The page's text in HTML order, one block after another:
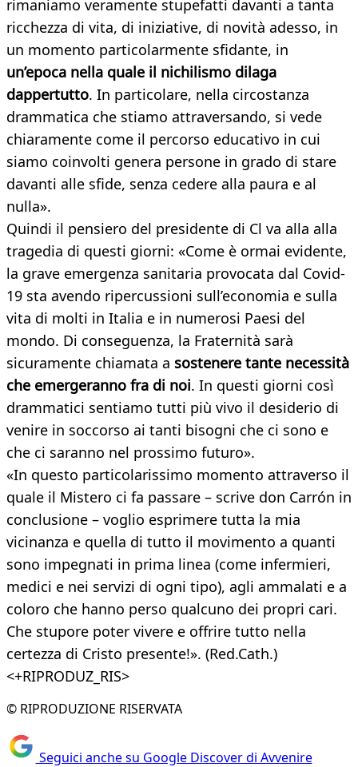
rimaniamo veramente stupefatti davanti a tanta
ricchezza di vita, di iniziative, di novità adesso, in
un momento particolarmente sfidante, in
un’epoca nella quale il nichilismo dilaga
dappertutto. In particolare, nella circostanza
drammatica che stiamo attraversando, si vede
chiaramente come il percorso educativo in cui
siamo coinvolti genera persone in grado di stare
davanti alle sfide, senza cedere alla paura e al
nulla».
Quindi il pensiero del presidente di Cl va alla alla
tragedia di questi giorni: «Come è ormai evidente,
la grave emergenza sanitaria provocata dal Covid-
19 sta avendo ripercussioni sull’economia e sulla
vita di molti in Italia e in numerosi Paesi del
mondo. Di conseguenza, la Fraternità sarà
sicuramente chiamata a sostenere tante necessità
che emergeranno fra di noi. In questi giorni così
drammatici sentiamo tutti più vivo il desiderio di
venire in soccorso ai tanti bisogni che ci sono e
che ci saranno nel prossimo futuro».
«In questo particolarissimo momento attraverso il
quale il Mistero ci fa passare – scrive don Carrón in
conclusione – voglio esprimere tutta la mia
vicinanza e quella di tutto il movimento a quanti
sono impegnati in prima linea (come infermieri,
medici e nei servizi di ogni tipo), agli ammalati e a
coloro che hanno perso qualcuno dei propri cari.
Che stupore poter vivere e offrire tutto nella
certezza di Cristo presente!». (Red.Cath.)
<+RIPRODUZ_RIS>
© RIPRODUZIONE RISERVATA
Seguici anche su Google Discover di Avvenire